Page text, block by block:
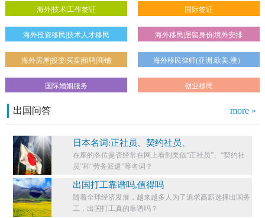
海外|技术|工作签证 国际签证
海外投资移民|技术人才移民 海外移民|居留身份|境外安排
海外房屋|投资|买卖|租聘|商铺 海外移民律师(亚洲.欧美.澳）
国际婚姻服务 创业移民
出国问答 more »
日本名词:正社员、契约社员、
在座的各位是否经常在网上看到类似“正社员”、“契约社
员”和“劳务派遣”等名词？
出国打工靠谱吗,值得吗
随着全球经济发展，越来越多人为了追求高薪选择出国务
工，出国打工真的靠谱吗？